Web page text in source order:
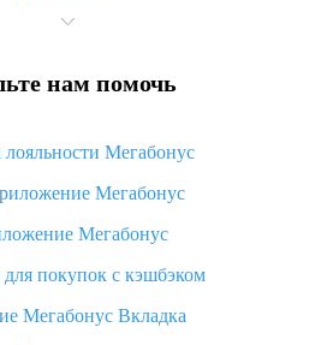
закрыт» на Алиэкспресс и что
просит ввести паспортные
посылка с Алиэкспресс
когда вернут деньги?
как их получить и
что это за метод доставки и
отслеживать
нам помочь
Мегабонус
Мегабонус
Мегабонус
покупок с кэшбэком
Мегабонус Вкладка